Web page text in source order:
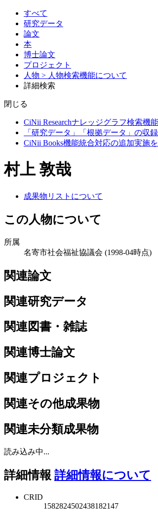
すべて
研究データ
論文
本
博士論文
プロジェクト
人物 > 人物検索機能について
詳細検索
閉じる
CiNii Researchナレッジグラフ検索機
「研究データ」「根拠データ」の収
CiNii Books機能統合対応の追加実施
村上 敦哉
成果物リストについて
この人物について
所属
名寄市社会福祉協議会 (1998-04時点)
関連論文
関連研究データ
関連図書・雑誌
関連博士論文
関連プロジェクト
関連その他成果物
関連未分類成果物
読み込み中...
詳細情報 詳細情報について
CRID
1582824502438182147